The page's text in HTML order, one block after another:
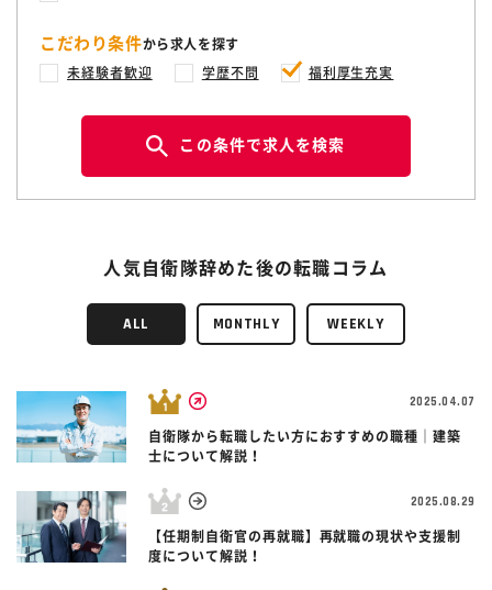
こだわり条件から求人を探す
未経験者歓迎 学歴不問 福利厚生充実
この条件で求人を検索
人気自衛隊辞めた後の転職コラム
ALL MONTHLY WEEKLY
2025.04.07
自衛隊から転職したい方におすすめの職種｜建築
士について解説！
2025.08.29
【任期制自衛官の再就職】再就職の現状や支援制
度について解説！